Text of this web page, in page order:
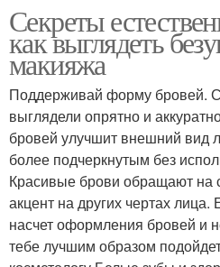
Секреты
как выглядеть
макияжа
Поддерживай форму бровей.
выглядели опрятно и
бровей улучшит внешний вид
более подчеркнутым без
Красивые брови обращают на
акцент на других чертах
насчет оформления бровей и
тебе лучшим образом